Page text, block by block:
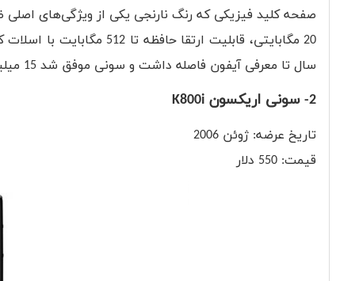
20 مگابایتی، قابلیت
سال تا معرفی آیفون فاصله داشت و سونی موفق شد 15 میلیون دستگاه از این گوشی را به فروش برساند.
2- سونی اریکسون K800i
تاریخ عرضه: ژوئن 2006
قیمت: 550 دلار